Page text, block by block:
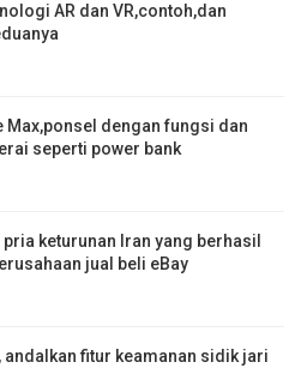
AR dan VR,contoh,dan
Max,ponsel dengan fungsi dan
seperti power bank
keturunan Iran yang berhasil
jual beli eBay
andalkan fitur keamanan sidik jari